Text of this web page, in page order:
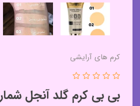
کرم های آرایشی
بی بی کرم گلد آنجل شماره